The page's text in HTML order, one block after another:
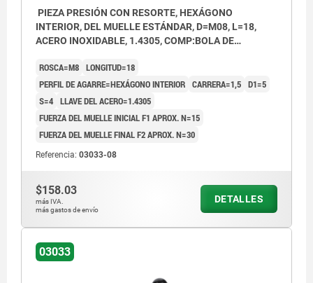
PIEZA PRESIÓN CON RESORTE, HEXÁGONO
INTERIOR, DEL MUELLE ESTÁNDAR, D=M08, L=18,
ACERO INOXIDABLE, 1.4305, COMP:BOLA DE
ROSCA=M8 LONGITUD=18
PERFIL DE AGARRE=HEXÁGONO INTERIOR CARRERA=1,5 D1=5
S=4 LLAVE DEL ACERO=1.4305
FUERZA DEL MUELLE INICIAL F1 APROX. N=15
FUERZA DEL MUELLE FINAL F2 APROX. N=30
Referencia: 03033-08
$158.03
más IVA.
más gastos de envío
DETALLES
03033